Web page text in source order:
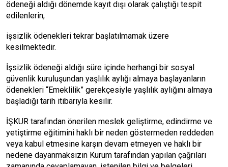
ödeneği aldığı dönemde kayıt dışı olarak çalıştığı tespit
edilenlerin,
işsizlik ödenekleri tekrar başlatılmamak üzere
kesilmektedir.
İşsizlik ödeneği aldığı süre içinde herhangi bir sosyal
güvenlik kuruluşundan yaşlılık aylığı almaya başlayanların
ödenekleri “Emeklilik” gerekçesiyle yaşlılık aylığını almaya
başladığı tarih itibarıyla kesilir.
İŞKUR tarafından önerilen meslek geliştirme, edindirme ve
yetiştirme eğitimini haklı bir neden göstermeden reddeden
veya kabul etmesine karşın devam etmeyen ve haklı bir
nedene dayanmaksızın Kurum tarafından yapılan çağrıları